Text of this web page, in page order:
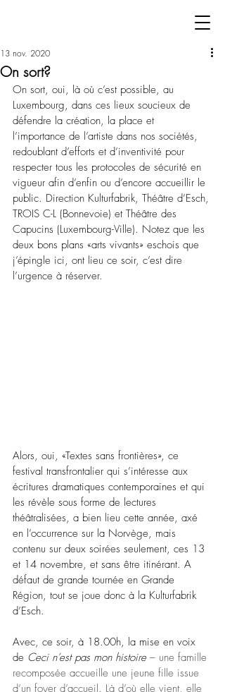
On sort?
13 nov. 2020
On sort, oui, là où c’est possible, au
Luxembourg, dans ces lieux soucieux de
défendre la création, la place et
l’importance de l’artiste dans nos sociétés,
redoublant d’efforts et d’inventivité pour
respecter tous les protocoles de sécurité en
vigueur afin d’enfin ou d’encore accueillir le
public. Direction Kulturfabrik, Théâtre d’Esch,
TROIS C-L (Bonnevoie) et Théâtre des
Capucins (Luxembourg-Ville). Notez que les
deux bons plans «arts vivants» eschois que
j’épingle ici, ont lieu ce soir, c’est dire
l’urgence à réserver.
Alors, oui, «Textes sans frontières», ce
festival transfrontalier qui s’intéresse aux
écritures dramatiques contemporaines et qui
les révèle sous forme de lectures
théâtralisées, a bien lieu cette année, axé
en l’occurrence sur la Norvège, mais
contenu sur deux soirées seulement, ces 13
et 14 novembre, et sans être itinérant. A
défaut de grande tournée en Grande
Région, tout se joue donc à la Kulturfabrik
d’Esch.
Avec, ce soir, à 18.00h, la mise en voix
de Ceci n’est pas mon histoire – une famille
recomposée accueille une jeune fille issue
d’un foyer d’accueil. Là d’où elle vient, elle